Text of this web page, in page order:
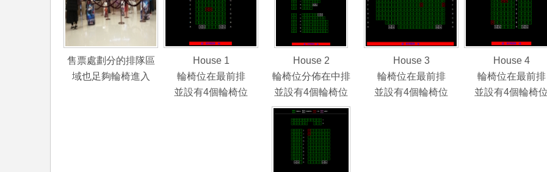
售票處劃分的排隊區
域也足夠輪椅進入
House 1
輪椅位在最前排
並設有4個輪椅位
House 2
輪椅位分佈在中排
並設有4個輪椅位
House 3
輪椅位在最前排
並設有4個輪椅位
House 4
輪椅位在最前排
並設有4個輪椅